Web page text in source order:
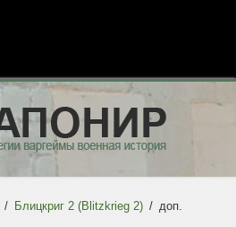
/ Блицкриг 2 (Blitzkrieg 2) / доп.